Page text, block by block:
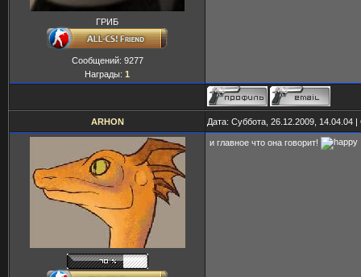
ГРИБ
Сообщений: 9277
Награды: 1
ARHON Дата: Суббота, 26.12.2009, 14.04.04
и главное что она говорит!